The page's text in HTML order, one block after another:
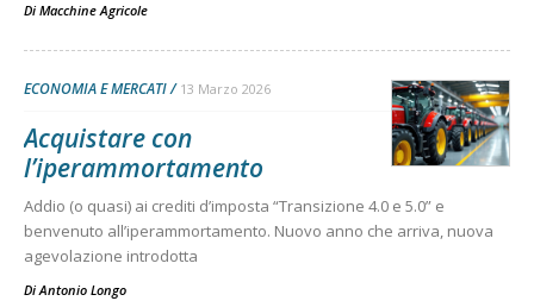
Di Macchine Agricole
ECONOMIA E MERCATI 13 Marzo 2026
Acquistare con
l’iperammortamento
Addio (o quasi) ai crediti d’imposta “Transizione 4.0 e 5.0” e
benvenuto all’iperammortamento. Nuovo anno che arriva, nuova
agevolazione introdotta
DiAntonio Longo